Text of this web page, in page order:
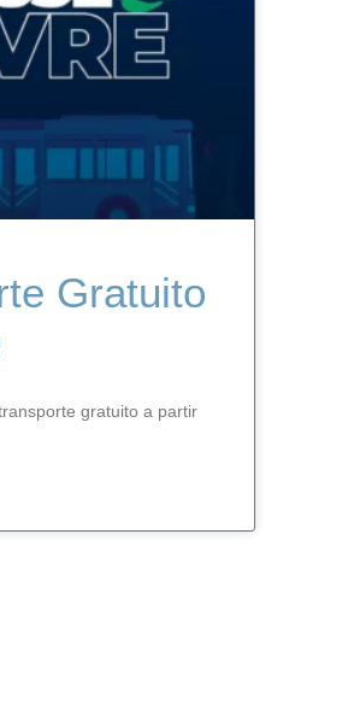
Gratuito
gratuito a partir